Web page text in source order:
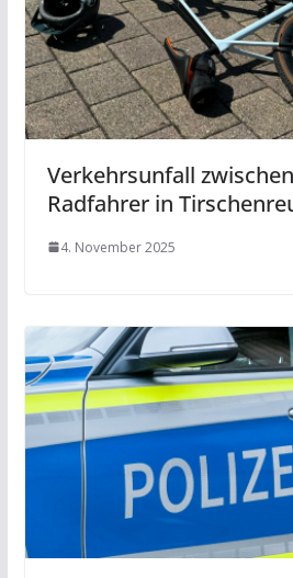
Verkehrsunfall
Radfahrer in
4. November 2025